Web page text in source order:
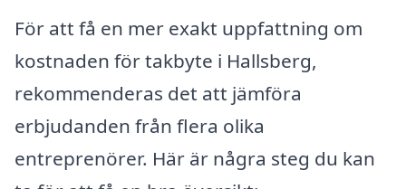
För att få en mer exakt uppfattning om
kostnaden för takbyte i Hallsberg,
rekommenderas det att jämföra
erbjudanden från flera olika
entreprenörer. Här är några steg du kan